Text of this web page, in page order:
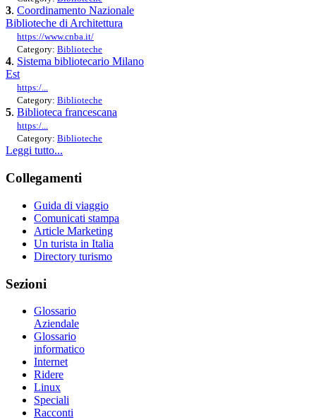
3. Coordinamento Nazionale
Biblioteche di Architettura
https://www.cnba.it/
Category: Biblioteche
4. Sistema bibliotecario Milano
Est
https:/...
Category: Biblioteche
5. Biblioteca francescana
https:/...
Category: Biblioteche
Leggi tutto...
Collegamenti
Guida di viaggio
Comunicati stampa
Article Marketing
Un turista in Italia
Directory turismo
Sezioni
Glossario
Aziendale
Glossario
informatico
Internet
Ridere
Linux
Speciali
Racconti